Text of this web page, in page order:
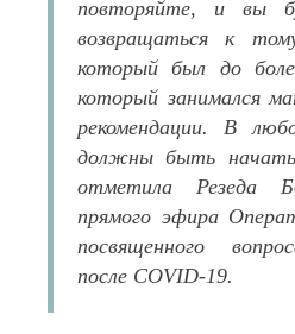
повторяйте, и вы
возвращаться к
который был до
который занимался
рекомендации. В
должны быть
отметила Резеда
прямого эфира
посвященного
после COVID-19.